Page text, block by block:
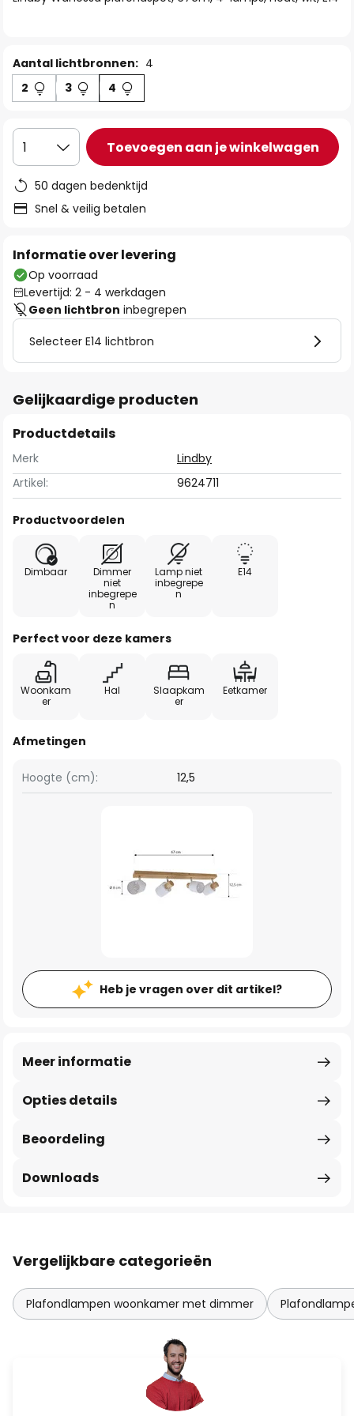
Aantal lichtbronnen: 4
2
3 4
1 Toevoegen aan je winkelwagen
50 dagen bedenktijd
Snel & veilig betalen
Informatie over levering
Op voorraad
Levertijd: 2 - 4 werkdagen
Geen lichtbron inbegrepen
Selecteer E14 lichtbron
Gelijkaardige producten
Productdetails
Merk
Lindby
Artikel:
9624711
Productvoordelen
Dimbaar
Dimmer
niet
inbegrepe
n
Lamp niet
inbegrepe
n
E14
Perfect voor deze kamers
Woonkam
er
Hal
Slaapkam
er
Eetkamer
Afmetingen
Hoogte (cm): 12,5
Heb je vragen over dit artikel?
Opties details
Meer informatie
Beoordeling
Downloads
Vergelijkbare categorieën
Plafondlampen woonkamer met dimmer